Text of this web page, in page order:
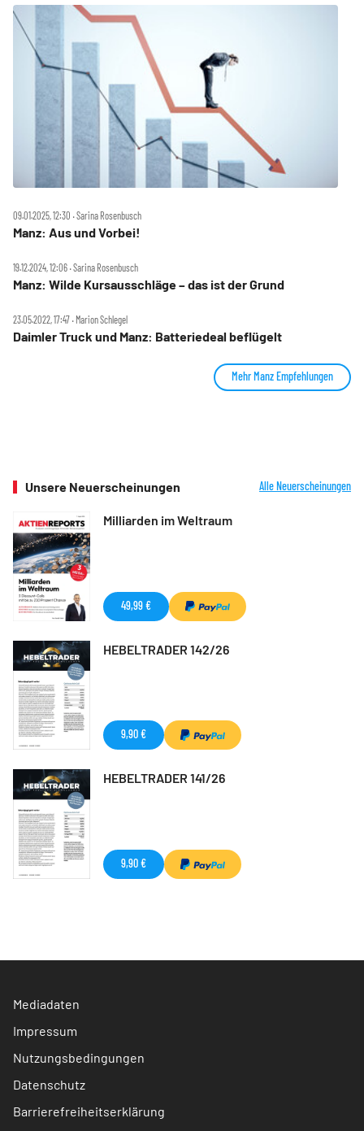
09.01.2025, 12:30 ‧ Sarina Rosenbusch
Manz: Aus und Vorbei!
19.12.2024, 12:06 ‧ Sarina Rosenbusch
Manz: Wilde Kursausschläge – das ist der Grund
23.05.2022, 17:47 ‧ Marion Schlegel
Daimler Truck und Manz: Batteriedeal beflügelt
Mehr Manz Empfehlungen
Unsere Neuerscheinungen Alle Neuerscheinungen
Milliarden im Weltraum
49,99 €
HEBELTRADER 142/26
9,90 €
HEBELTRADER 141/26
9,90 €
Mediadaten
Impressum
Nutzungsbedingungen
Datenschutz
Barrierefreiheitserklärung